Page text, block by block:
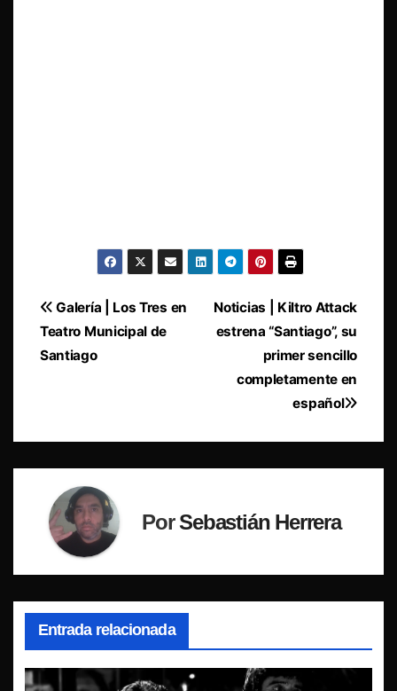
Navegación
de
Noticias | Kiltro Attack
estrena “Santiago”, su
primer sencillo
completamente en
español
Galería | Los Tres en
Teatro Municipal de
Santiago
PorSebastián Herrera
Entrada relacionada